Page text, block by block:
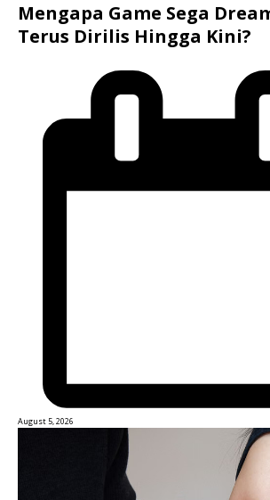
Mengapa Game Sega
Terus Dirilis Hingga Kini?
August 5, 2026